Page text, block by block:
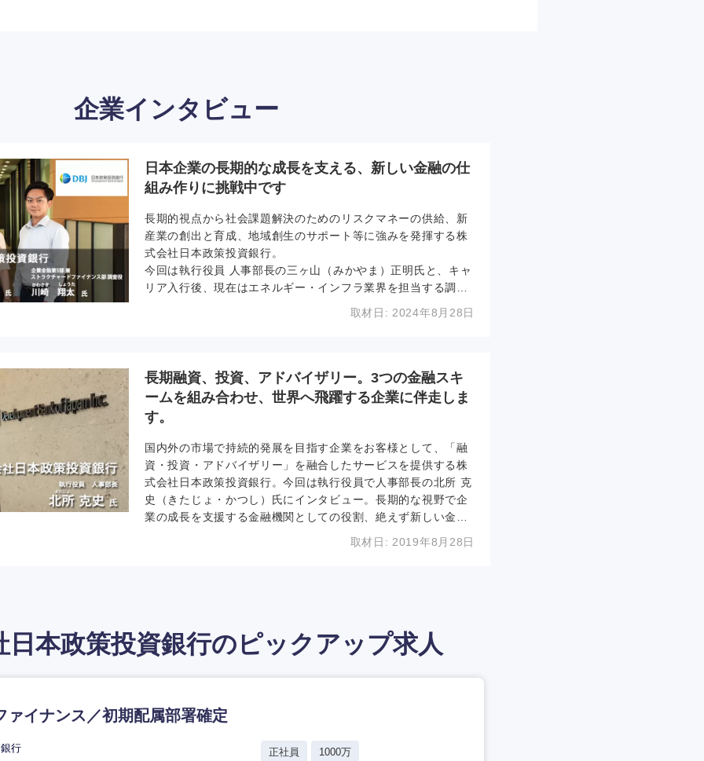
企業インタビュー
日本企業の長期的な成長を支える、新しい金融の仕
組み作りに挑戦中です
長期的視点から社会課題解決のためのリスクマネーの供給、新
産業の創出と育成、地域創生のサポート等に強みを発揮する株
式会社日本政策投資銀行。
今回は執行役員 人事部長の三ヶ山（みかやま）正明氏と、キャ
リア入行後、現在はエネルギー・インフラ業界を担当する調査
役の川崎 翔太氏、小売・食品業界を担当する副調査役の林 夏
少数精鋭のチームが大規模なグローバル案件も動かすやりがい
等について、率直に語り合って頂きました。
（掲載開始日：2024年11月8日）
取材日: 2024年8月28日
長期融資、投資、アドバイザリー。3つの金融スキ
ームを組み合わせ、世界へ飛躍する企業に伴走しま
す。
国内外の市場で持続的発展を目指す企業をお客様として、「融
資・投資・アドバイザリー」を融合したサービスを提供する株
式会社日本政策投資銀行。今回は執行役員で人事部長の北所 克
史（きたじょ・かつし）氏にインタビュー。長期的な視野で企
業の成長を支援する金融機関としての役割、絶えず新しい金融
スキームの開発に挑戦するDNA、総合職として専門性を深める
キャリアステップ、求める人物像等についてお話し頂きまし
取材日: 2019年8月28日
日本政策投資銀行のピックアップ求人
ァイナンス／初期配属部署確定
行 正社員 1000万